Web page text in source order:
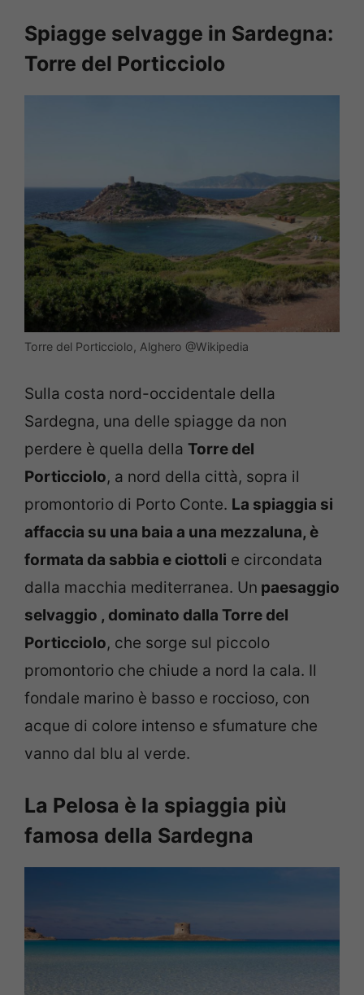
Spiagge selvagge in Sardegna:
Torre del Porticciolo
Torre del Porticciolo, Alghero @Wikipedia
Sulla costa nord-occidentale della
Sardegna, una delle spiagge da non
perdere è quella della Torre del
Porticciolo, a nord della città, sopra il
promontorio di Porto Conte. La spiaggia si
affaccia su una baia a una mezzaluna, è
formata da sabbia e ciottoli e circondata
dalla macchia mediterranea. Un paesaggio
selvaggio , dominato dalla Torre del
Porticciolo, che sorge sul piccolo
promontorio che chiude a nord la cala. Il
fondale marino è basso e roccioso, con
acque di colore intenso e sfumature che
vanno dal blu al verde.
La Pelosa è la spiaggia più
famosa della Sardegna